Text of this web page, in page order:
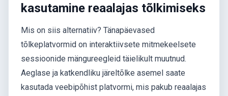
kasutamine reaalajas tõlkimiseks
Mis on siis alternatiiv? Tänapäevased
tõlkeplatvormid on interaktiivsete mitmekeelsete
sessioonide mängureegleid täielikult muutnud.
Aeglase ja katkendliku järeltõlke asemel saate
kasutada veebipõhist platvormi, mis pakub reaalajas